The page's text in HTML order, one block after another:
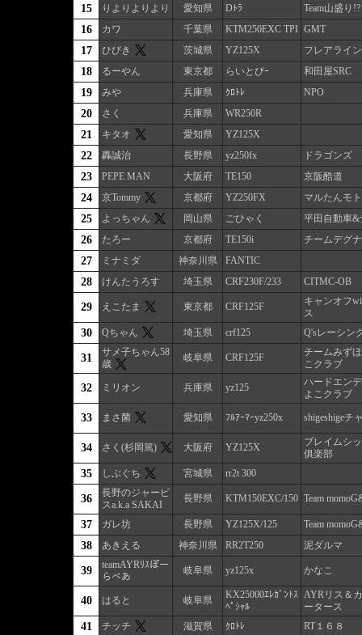
15 りよりよりより 愛知県 Dﾄﾗ Team山盛り!?
16 カワ 千葉県 KTM250EXC TPI GMT
17 ひびき 茨城県 YZ125X フレアライン
18 るーやん 東京都 らいとびｰ 和田屋SRC
19 みや 兵庫県 ｸﾛﾄﾚ NPO
20 さく 兵庫県 WR250R
21 キタオ 愛知県 YZ125X
22 轟誠治 長野県 yz250fx ドラゴンズ
23 PEPE MAN 大阪府 TE150 京阪酷道
24 京Tommy 京都府 YZ250FX マルたんモ
25 よっちゃん 岡山県 ごひゃく 平田自動車&
26 たろー 京都府 TE150i チームデグ
27 ミナミダ 神奈川県 FANTIC
28 けんたうろす 埼玉県 CRF230F/233 CITMC-OB
29 えこたま 東京都 CRF125F
キャンオフ
ス
30 Qちゃん 埼玉県 crf125 Q'sレーシン
31
サメ子ちゃん58
歳
岐阜県 CRF125F
チームみず
こクラブ
32 ミリオン 兵庫県 yz125
ハードエン
よこクラブ
33 まさ菌 愛知県 ﾌﾙｱｰﾏｰyz250x shigeshigeチ
34 さく(杉岡篤) 大阪府 YZ125X
ブレイムシ
俱楽部
35 しぶぐち 宮城県 rr2t 300
36
長野のジャービ
スa.k.a SAKAI
長野県 KTM150EXC/150 Team
37 ガレ坊 長野県 YZ125X/125 Team
38 あきえる 神奈川県 RR2T250 泥ダルマ
39
teamAYRﾘｽぽー
らべあ
岐阜県 yz125x かなこ
40 はると 岐阜県
KX25000ｴﾚｶﾞﾝﾄｽ
ﾍﾟｼｬﾙ
AYRリス＆
ータース
41 チッチ 滋賀県 ｸﾛﾄﾚ RT１６８